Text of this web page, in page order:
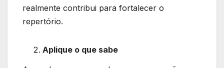
realmente contribui para fortalecer o
repertório.
Aplique o que sabe